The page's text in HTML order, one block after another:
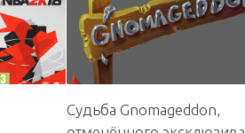
Судьба Gnomageddon,